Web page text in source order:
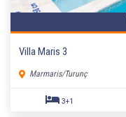
Villa Maris 3
Marmaris/Turunç